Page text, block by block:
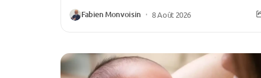
ménages français. Face à...
Fabien Monvoisin 8 Août 2026